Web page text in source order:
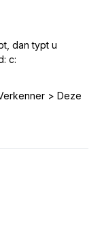
dan typt u
c:
> Deze